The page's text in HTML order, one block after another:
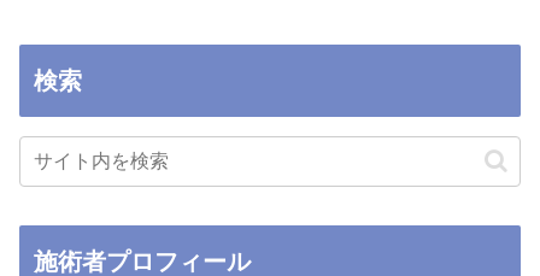
検索
施術者プロフィール